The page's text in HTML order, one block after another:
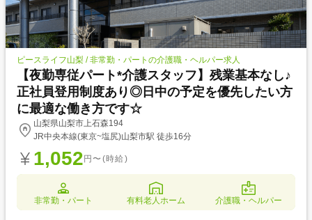
ピースライフ山梨 / 非常勤・パートの介護職・ヘルパー求人
【夜勤専従パート*介護スタッフ】残業基本なし♪
正社員登用制度あり◎日中の予定を優先したい方
に最適な働き方です☆
山梨県山梨市上石森194
JR中央本線(東京~塩尻)山梨市駅 徒歩16分
1,052 円〜(時給)
非常勤・パート 有料老人ホーム 介護職・ヘルパー